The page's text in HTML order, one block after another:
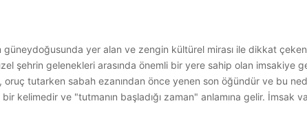
güneydoğusunda yer alan ve zengin kültürel mirası ile dikkat
şehrin gelenekleri arasında önemli bir yere sahip olan imsakiye
tutarken sabah ezanından önce yenen son öğündür ve bu
kelimedir ve "tutmanın başladığı zaman" anlamına gelir. İmsak